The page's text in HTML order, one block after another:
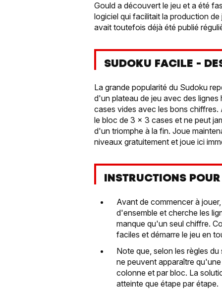
Gould a découvert le jeu et a été
logiciel qui facilitait la production
avait toutefois déjà été publié
SUDOKU FACILE -
La grande popularité du Sudoku
d'un plateau de jeu avec des
cases vides avec les bons
le bloc de 3 x 3 cases et ne peut
d'un triomphe à la fin. Joue
niveaux gratuitement et joue ici
INSTRUCTIONS
Avant de commencer à
d'ensemble et cherche les
manque qu'un seul chiffre.
faciles et démarre le jeu en
Note que, selon les règles
ne peuvent apparaître
colonne et par bloc. La
atteinte que étape par étape.